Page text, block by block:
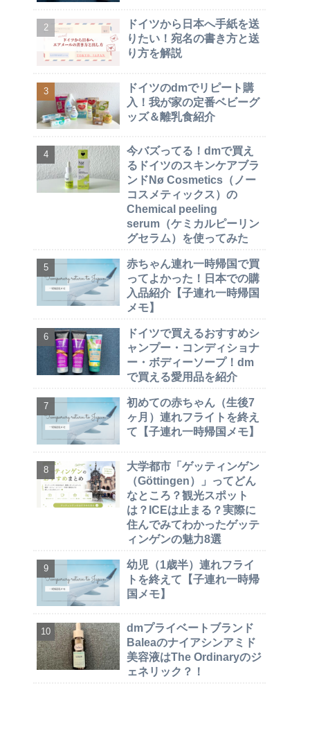
ドイツから日本へ手紙を送
りたい！宛名の書き方と送
り方を解説
ドイツのdmでリピート購
入！我が家の定番ベビーグ
ッズ＆離乳食紹介
今バズってる！dmで買え
るドイツのスキンケアブラ
ンドNø Cosmetics（ノー
コスメティックス）の
Chemical peeling
serum（ケミカルピーリン
グセラム）を使ってみた
赤ちゃん連れ一時帰国で買
ってよかった！日本での購
入品紹介【子連れ一時帰国
メモ】
ドイツで買えるおすすめシ
ャンプー・コンディショナ
ー・ボディーソープ！dm
で買える愛用品を紹介
初めての赤ちゃん（生後7
ヶ月）連れフライトを終え
て【子連れ一時帰国メモ】
大学都市「ゲッティンゲン
（Göttingen）」ってどん
なところ？観光スポット
は？ICEは止まる？実際に
住んでみてわかったゲッテ
ィンゲンの魅力8選
幼児（1歳半）連れフライ
トを終えて【子連れ一時帰
国メモ】
dmプライベートブランド
Baleaのナイアシンアミド
美容液はThe Ordinaryのジ
ェネリック？！